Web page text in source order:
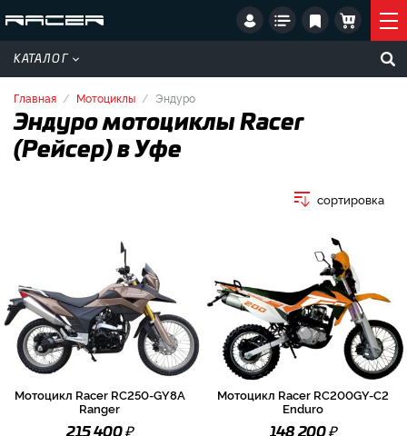
КАТАЛОГ
Главная Мотоциклы Эндуро
Эндуро мотоциклы Racer
(Рейсер) в Уфе
сортировка
Мотоцикл Racer RC250-GY8A
Ranger
215 400₽
Мотоцикл Racer RC200GY-C2
Enduro
148 200₽